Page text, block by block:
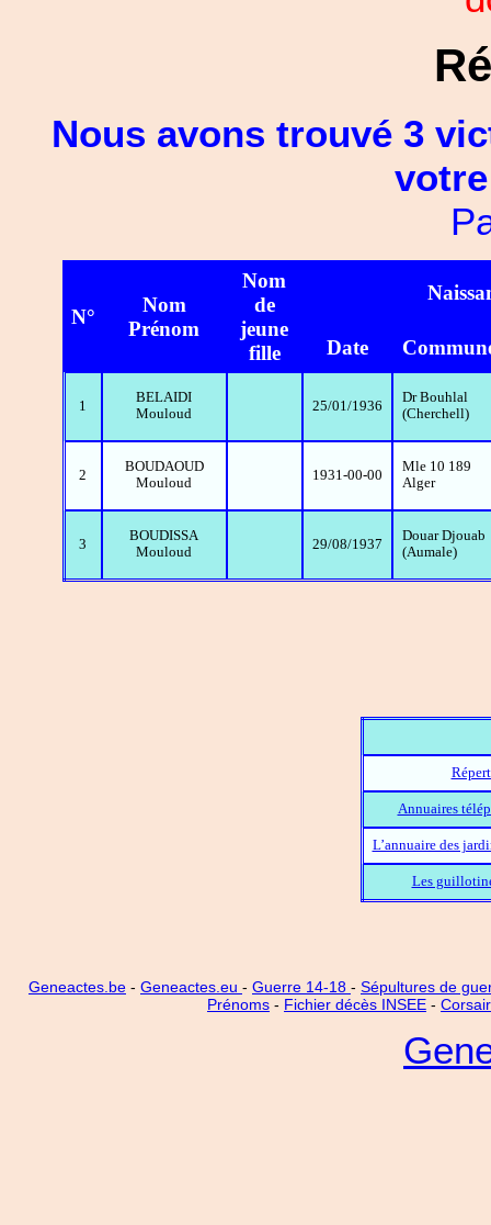
Nous avons trouvé 3
N°
Nom
Prénom
Nom
de
jeune
fille
Date
1
BELAIDI
Mouloud
25/01/1936
Dr Bouhlal
(Cherchell)
2
BOUDAOUD
Mouloud
1931-00-00
Mle 10 189
Alger
3
BOUDISSA
Mouloud
29/08/1937
Douar Djouab
(Aumale)
Annuaires
L’annuaire des
Les
Geneactes.be - Geneactes.eu - Guerre 14-18 - Sépultures de
Prénoms - Fichier décès INSEE -